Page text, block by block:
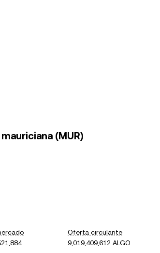
(MUR)
Oferta circulante
9,019,409,612 ALGO